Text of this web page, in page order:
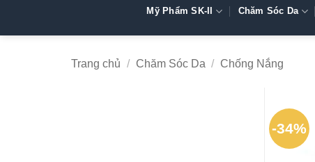
Mỹ Phẩm SK-II Chăm Sóc Da
Trang chủ / Chăm Sóc Da / Chống Nắng
-34%